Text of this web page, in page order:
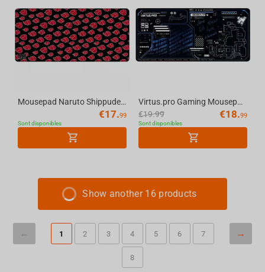
Mousepad Naruto Shippuden Akatsuki Clouds, XL
€17.99
Sont disponibles
Virtus.pro Gaming Mousepad Shanghai Major Limited Edition, XL
€19.99 €18.99
Sont disponibles
Show another 16 products
1 2 3 4 5 6 7
8